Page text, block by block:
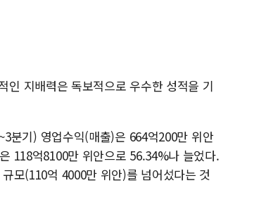
인 지배력은 독보적으로 우수한 성적을 기
분기) 영업수익(매출)은 664억200만 위안
118억8100만 위안으로 56.34%나 늘었다.
모(110억 4000만 위안)를 넘어섰다는 것